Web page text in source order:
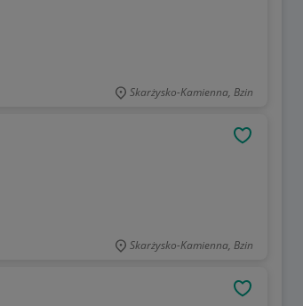
Skarżysko-Kamienna, Bzin
Skarżysko-Kamienna, Bzin